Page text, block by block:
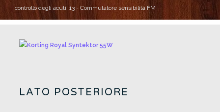
controllo degli acuti. 13 - Commutatore sensibilità FM
LATO POSTERIORE